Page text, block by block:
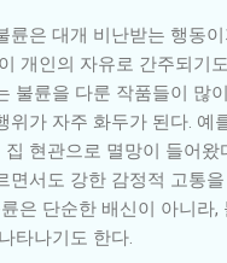
륜은 대개 비난받는 행동
개인의 자유로 간주되기
불륜을 다룬 작품들이 많
위가 자주 화두가 된다. 예
현관으로 멸망이 들어왔
면서도 강한 감정적 고통
은 단순한 배신이 아니라,
타나기도 한다.